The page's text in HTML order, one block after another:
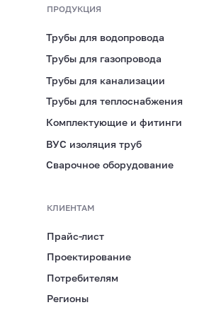
Вологодская область,
г. Череповец, ул. Розы
АДРЕС ПРЕДСТАВИТЕЛЬСТВА
ПН-ПТ 8:00-17:00
ВРЕМЯ РАБОТЫ
Череповец
Прайс-лист
Проектирование
Потребителям
Регионы
КЛИЕНТАМ
ПРОДУКЦИЯ
Трубы для водопровода
Трубы для газопровода
Трубы для канализации
Трубы для теплоснабжения
Комплектующие и фитинги
ВУС изоляция труб
Сварочное оборудование